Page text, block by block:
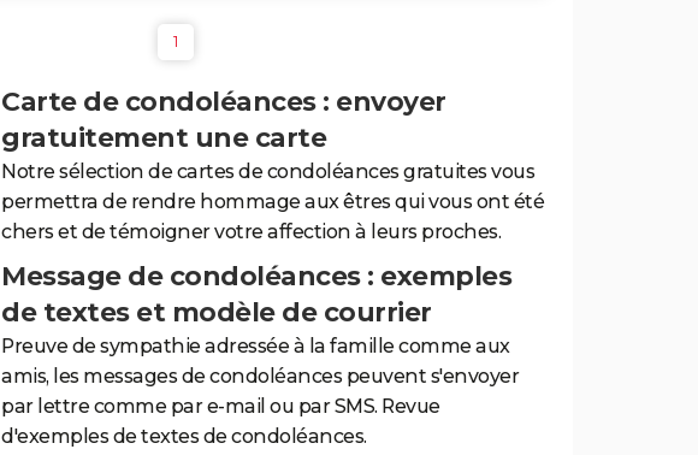
1
Carte de condoléances : envoyer
gratuitement une carte
Notre sélection de cartes de condoléances gratuites vous
permettra de rendre hommage aux êtres qui vous ont été
chers et de témoigner votre affection à leurs proches.
Message de condoléances : exemples
de textes et modèle de courrier
Preuve de sympathie adressée à la famille comme aux
amis, les messages de condoléances peuvent s'envoyer
par lettre comme par e-mail ou par SMS. Revue
d'exemples de textes de condoléances.